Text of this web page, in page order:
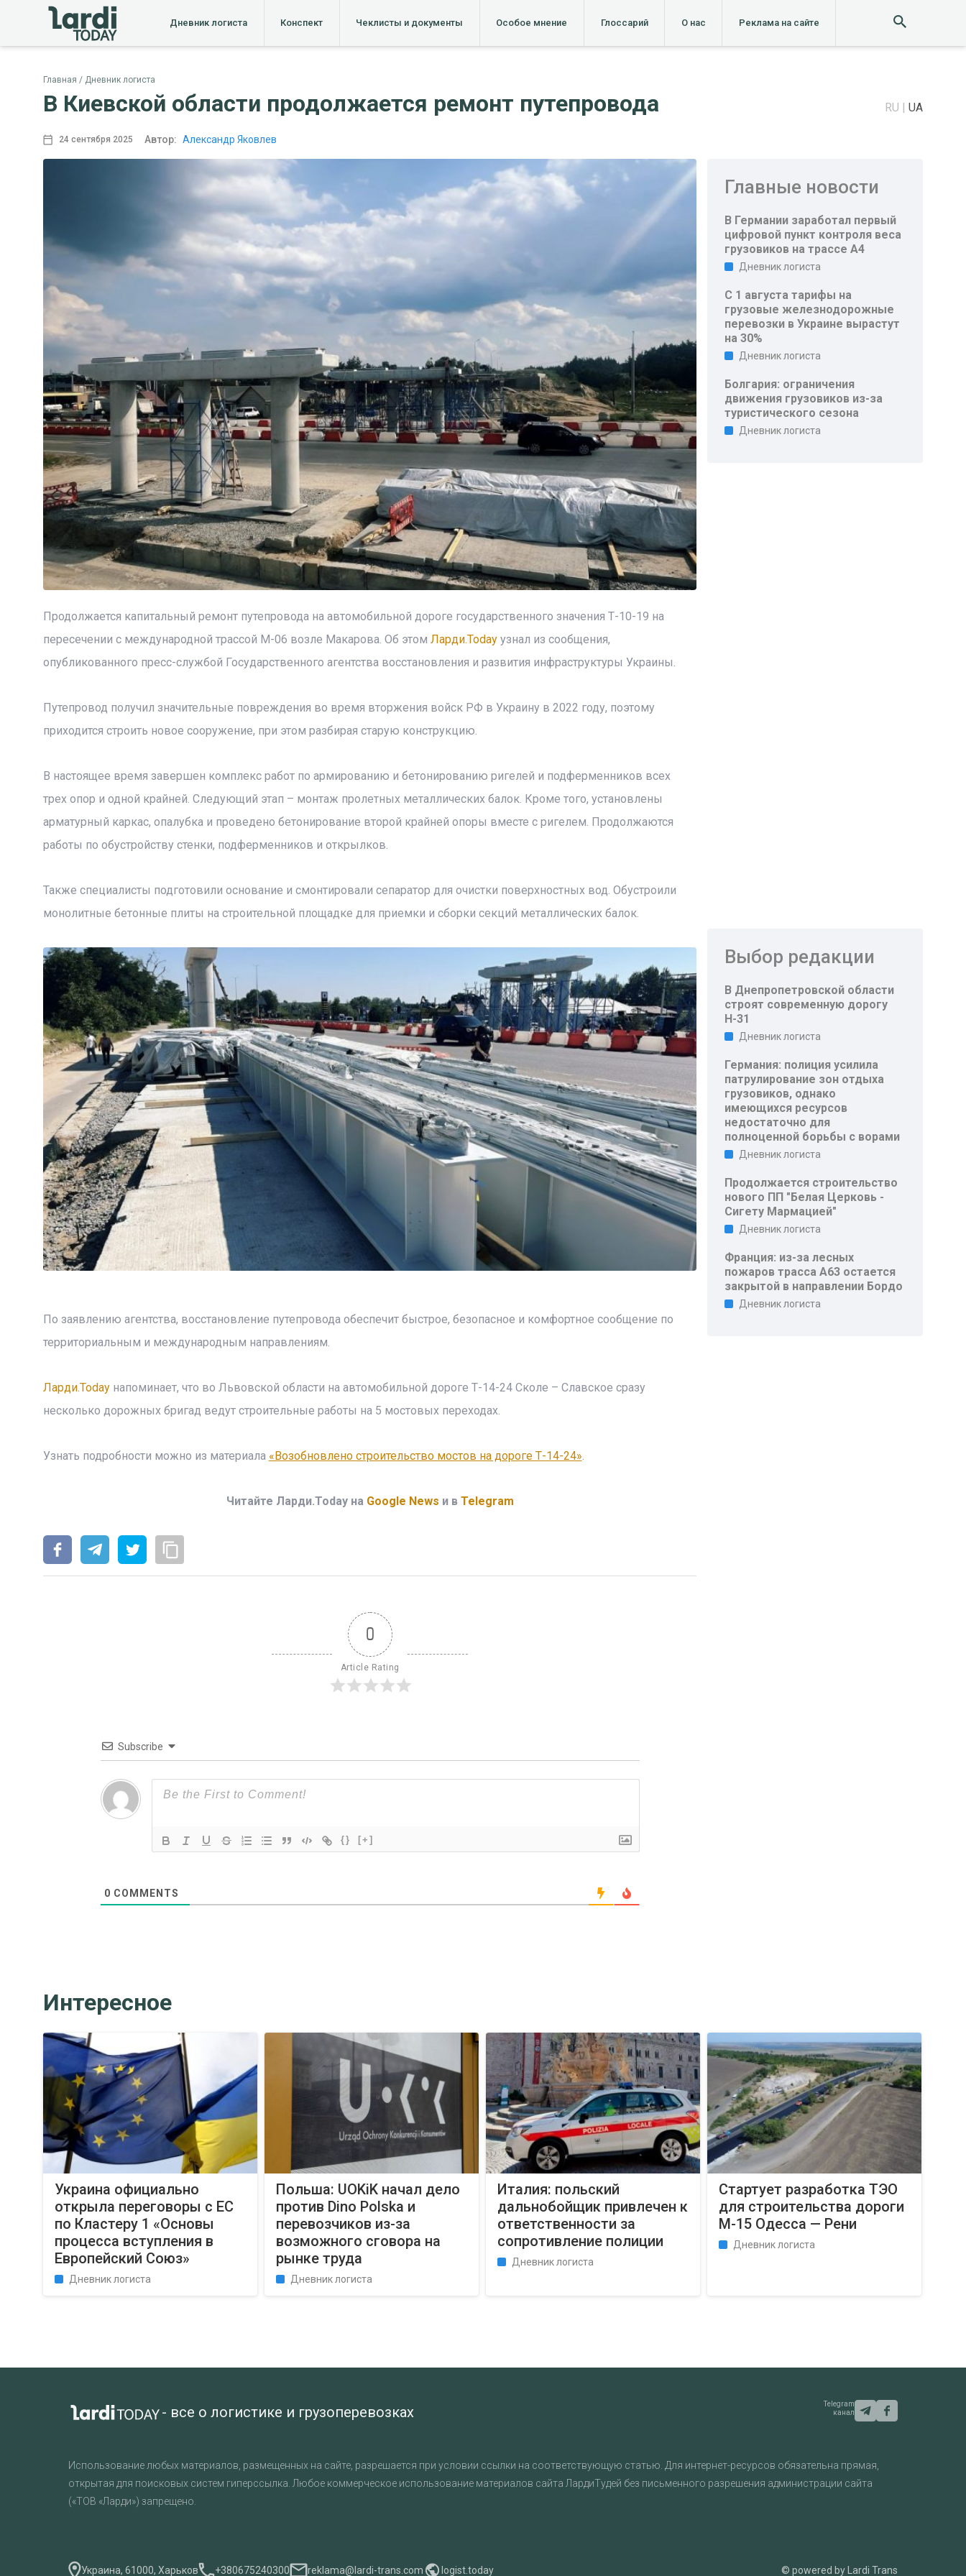
Дневник логиста Конспект Чеклисты и документы Особое мнение Глоссарий О нас Реклама на сайте
Главная Дневник логиста
В Киевской области продолжается ремонт путепровода RU UA
24 сентября 2025 Автор: Александр Яковлев
Продолжается капитальный ремонт путепровода на автомобильной дороге государственного значения Т-10-19 на
пересечении с международной трассой М-06 возле Макарова. Об этом Ларди.Todayузнал из сообщения,
опубликованного пресс-службой Государственного агентства восстановления и развития инфраструктуры Украины.
Путепровод получил значительные повреждения во время вторжения войск РФ в Украину в 2022 году, поэтому
приходится строить новое сооружение, при этом разбирая старую конструкцию.
В настоящее время завершен комплекс работ по армированию и бетонированию ригелей и подферменников всех
трех опор и одной крайней. Следующий этап – монтаж пролетных металлических балок. Кроме того, установлены
арматурный каркас, опалубка и проведено бетонирование второй крайней опоры вместе с ригелем. Продолжаются
работы по обустройству стенки, подферменников и открылков.
Также специалисты подготовили основание и смонтировали сепаратор для очистки поверхностных вод. Обустроили
монолитные бетонные плиты на строительной площадке для приемки и сборки секций металлических балок.
По заявлению агентства, восстановление путепровода обеспечит быстрое, безопасное и комфортное сообщение по
территориальным и международным направлениям.
Ларди.Todayнапоминает, что во Львовской области на автомобильной дороге Т-14-24 Сколе – Славское сразу
несколько дорожных бригад ведут строительные работы на 5 мостовых переходах.
Узнать подробности можно из материала «Возобновлено строительство мостов на дороге Т-14-24».
Читайте Ларди.Today на Google News и в Telegram
0
Article Rating
Subscribe
{} [+]
0 COMMENTS
Главные новости
В Германии заработал первый
цифровой пункт контроля веса
грузовиков на трассе A4
Дневник логиста
С 1 августа тарифы на
грузовые железнодорожные
перевозки в Украине вырастут
на 30%
Дневник логиста
Болгария: ограничения
движения грузовиков из-за
туристического сезона
Дневник логиста
Выбор редакции
В Днепропетровской области
строят современную дорогу
Н-31
Дневник логиста
Германия: полиция усилила
патрулирование зон отдыха
грузовиков, однако
имеющихся ресурсов
недостаточно для
полноценной борьбы с ворами
Дневник логиста
Продолжается строительство
нового ПП "Белая Церковь -
Сигету Мармацией"
Дневник логиста
Франция: из-за лесных
пожаров трасса A63 остается
закрытой в направлении Бордо
Дневник логиста
Интересное
Украина официально
открыла переговоры с ЕС
по Кластеру 1 «Основы
процесса вступления в
Европейский Союз»
Дневник логиста
Польша: UOKiK начал дело
против Dino Polska и
перевозчиков из-за
возможного сговора на
рынке труда
Дневник логиста
Италия: польский
дальнобойщик привлечен к
ответственности за
сопротивление полиции
Дневник логиста
Стартует разработка ТЭО
для строительства дороги
М-15 Одесса — Рени
Дневник логиста
- все о логистике и грузоперевозках
Telegram
канал
Использование любых материалов, размещенных на сайте, разрешается при условии ссылки на соответствующую статью. Для интернет-ресурсов обязательна прямая,
открытая для поисковых систем гиперссылка. Любое коммерческое использование материалов сайта ЛардиТудей без письменного разрешения администрации сайта
(«ТОВ «Ларди») запрещено.
Украина, 61000, Харьков +380675240300 reklama@lardi-trans.com logist.today © powered by Lardi Trans